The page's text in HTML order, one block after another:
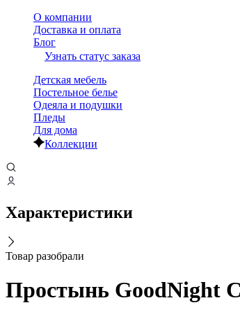
О компании
Доставка и оплата
Блог
Узнать статус заказа
Детская мебель
Постельное белье
Одеяла и подушки
Пледы
Для дома
Коллекции
Характеристики
Товар разобрали
Простынь GoodNight